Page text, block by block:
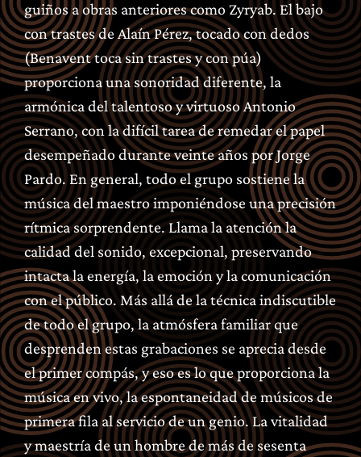
guiños a obras anteriores como Zyryab. El bajo
con trastes de Alaín Pérez, tocado con dedos
(Benavent toca sin trastes y con púa)
proporciona una sonoridad diferente, la
armónica del talentoso y virtuoso Antonio
Serrano, con la difícil tarea de remedar el papel
desempeñado durante veinte años por Jorge
Pardo. En general, todo el grupo sostiene la
música del maestro imponiéndose una precisión
rítmica sorprendente. Llama la atención la
calidad del sonido, excepcional, preservando
intacta la energía, la emoción y la comunicación
con el público. Más allá de la técnica indiscutible
de todo el grupo, la atmósfera familiar que
desprenden estas grabaciones se aprecia desde
el primer compás, y eso es lo que proporciona la
música en vivo, la espontaneidad de músicos de
primera fila al servicio de un genio. La vitalidad
y maestría de un hombre de más de sesenta